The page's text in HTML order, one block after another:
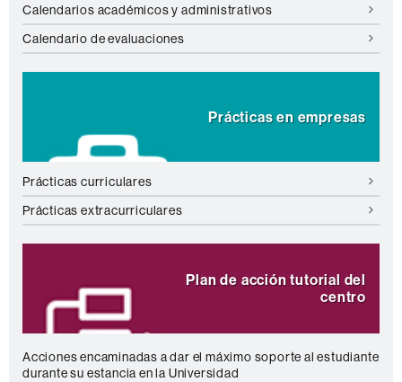
Calendarios académicos y administrativos
Calendario de evaluaciones
Prácticas en empresas
Prácticas curriculares
Prácticas extracurriculares
Plan de acción tutorial del
centro
Acciones encaminadas a dar el máximo soporte al estudiante
durante su estancia en la Universidad